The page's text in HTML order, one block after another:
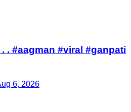
. #aagman #viral #ganpati
6, 2026